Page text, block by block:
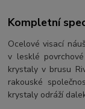
Kompletní
Ocelové visací
v lesklé
krystaly v brusu
rakouské
krystaly odráží